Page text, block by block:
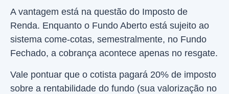
A vantagem está na questão do Imposto de
Renda. Enquanto o Fundo Aberto está sujeito ao
sistema come-cotas, semestralmente, no Fundo
Fechado, a cobrança acontece apenas no resgate.
Vale pontuar que o cotista pagará 20% de imposto
sobre a rentabilidade do fundo (sua valorização no